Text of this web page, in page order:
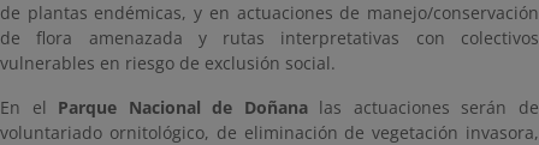
de plantas endémicas, y en actuaciones de manejo/conservación
de flora amenazada y rutas interpretativas con colectivos
vulnerables en riesgo de exclusión social.
En el Parque Nacional de Doñanalas actuaciones serán de
voluntariado ornitológico, de eliminación de vegetación invasora,